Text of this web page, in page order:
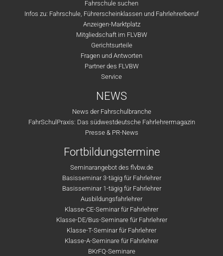
Fahrschule suchen
Infos zu: Fahrschule, Führerscheinklassen und Fahrlehrerberuf
Anzeigen-Marktplatz
Mitgliedschaft im FLVBW
Gerichtsurteile
Fragen und Antworten
Partner des FLVBW
Service
NEWS
News der Fahrschulbranche
FahrSchulPraxis: Das südwestdeutsche Fahrlehrermagazin
Presse & PR-News
Fortbildungstermine
Seminarangebot des flvbw.de
Basisseminar 3-tägig für Fahrlehrer
Basisseminar 1-tägig für Fahrlehrer
Ausbildungsfahrlehrer
Klasse-CE-Seminar für Fahrlehrer
Klasse-DE/Bus-Seminare für Fahrlehrer
Klasse-T-Seminar für Fahrlehrer
Klasse-A-Seminare für Fahrlehrer
BKrFQ-Seminare